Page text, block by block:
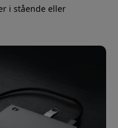
i stående eller
over en milliard
selvom det ligger en
til maksimal